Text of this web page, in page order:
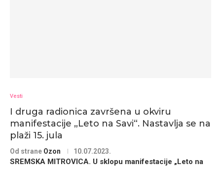
Vesti
I druga radionica završena u okviru
manifestacije „Leto na Savi“. Nastavlja se na
plaži 15. jula
Od strane Ozon 10.07.2023.
SREMSKA MITROVICA. U sklopu manifestacije „Leto na